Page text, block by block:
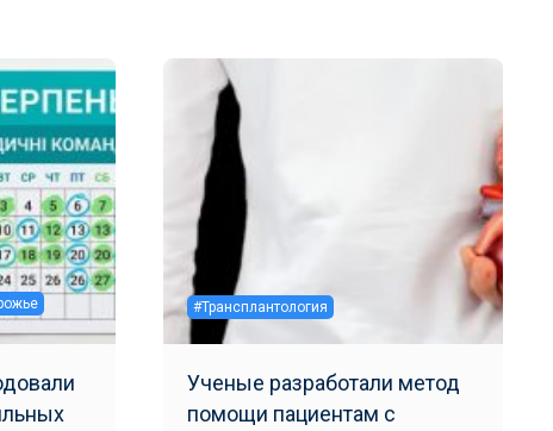
#Трансплантология
Ученые разработали метод
помощи пациентам с